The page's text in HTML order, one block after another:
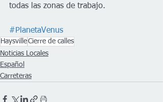
todas las zonas de trabajo.
#PlanetaVenus
HaysvilleCierre de calles
Noticias Locales
Español
Carreteras